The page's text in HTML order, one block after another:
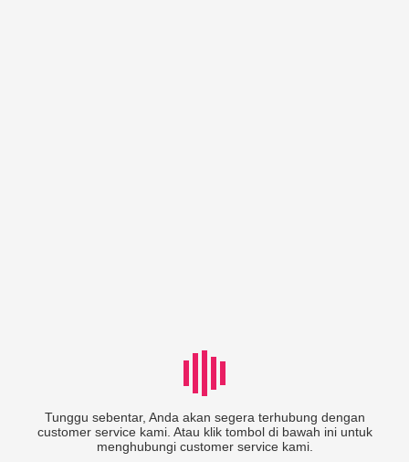
Tunggu sebentar, Anda akan segera terhubung dengan
customer service kami. Atau klik tombol di bawah ini untuk
menghubungi customer service kami.